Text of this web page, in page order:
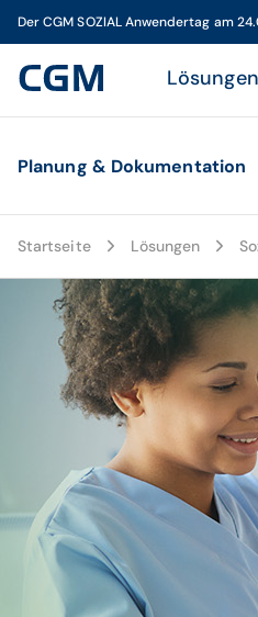
Der CGM SOZIAL Anwendertag am
Lösungen
Planung & Dokumentation
Startseite Lösungen